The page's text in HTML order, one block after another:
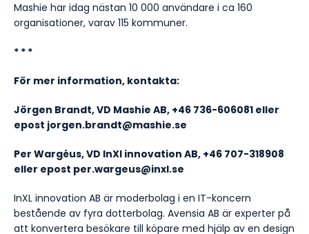
Mashie har idag nästan 10 000 användare i ca 160
organisationer, varav 115 kommuner.
* * *
För mer information, kontakta:
Jörgen Brandt, VD Mashie AB, +46 736-606081 eller
epost jorgen.brandt@mashie.se
Per Wargéus, VD InXl innovation AB, +46 707-318908
eller epost per.wargeus@inxl.se
InXL innovation AB är moderbolag i en IT-koncern
bestående av fyra dotterbolag. Avensia AB är experter på
att konvertera besökare till köpare med hjälp av en design